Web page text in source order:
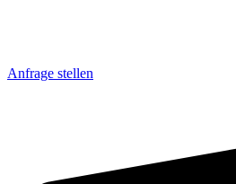
Anfrage stellen